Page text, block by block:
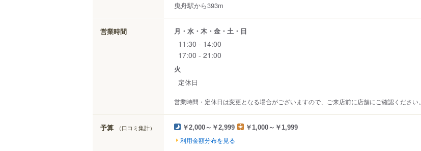
曳舟駅から393m
営業時間 月・水・木・金・土・日
11:30 - 14:00
17:00 - 21:00
火
定休日
営業時間・定休日は変更となる場合がございますので、ご来店前に店舗にご確認ください。
予算 （口コミ集計） ￥2,000～￥2,999 ￥1,000～￥1,999
利用金額分布を見る